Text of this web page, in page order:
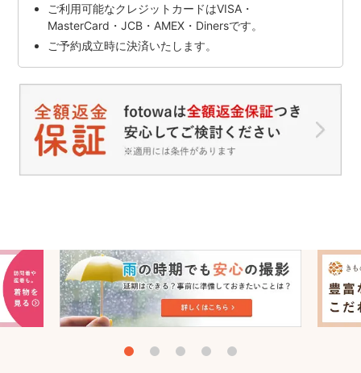
ご利用可能なクレジットカードはVISA・
MasterCard・JCB・AMEX・Dinersです。
ご予約成立時に決済いたします。